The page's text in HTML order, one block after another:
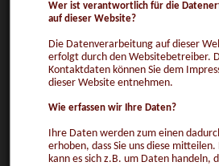
Wer ist verantwortlich für die
auf dieser Website?
Die Datenverarbeitung auf dieser
erfolgt durch den Websitebetreiber.
Kontaktdaten können Sie dem
dieser Website entnehmen.
Wie erfassen wir Ihre Daten?
Ihre Daten werden zum einen
erhoben, dass Sie uns diese mitteilen.
kann es sich z.B. um Daten handeln,